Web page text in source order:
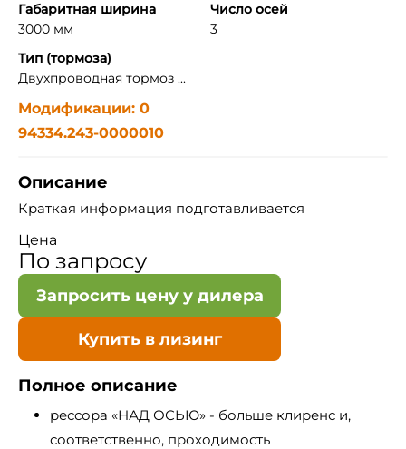
Габаритная ширина
3000 мм
Число осей
3
Тип (тормоза)
Двухпроводная тормоз ...
Модификации: 0
94334.243-0000010
Описание
Краткая информация подготавливается
Цена
По запросу
Запросить цену у дилера
Купить в лизинг
Полное описание
рессора «НАД ОСЬЮ» - больше клиренс и,
соответственно, проходимость